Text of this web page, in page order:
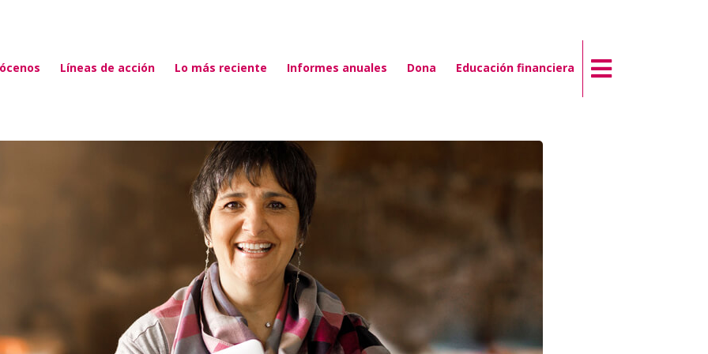
Líneas de acción Lo más reciente Informes anuales Dona Educación financiera